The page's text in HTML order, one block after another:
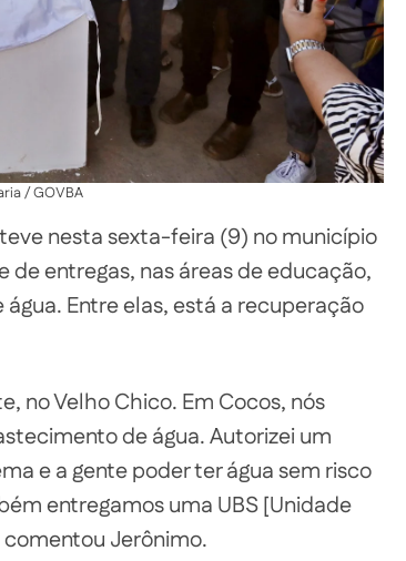
/ GOVBA
nesta sexta-feira (9) no município
de entregas, nas áreas de educação,
Entre elas, está a recuperação
no Velho Chico. Em Cocos, nós
de água. Autorizei um
e a gente poder ter água sem risco
entregamos uma UBS [Unidade
comentou Jerônimo.